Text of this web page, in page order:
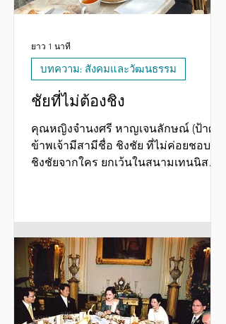
ชัยที่ไม่ต้องชิง
คุณหญิงจำนงศรี หาญเจนลักษณ์ (ป้าศรี)
ข้าพเจ้ามีสามีชื่อ ชิงชัย ที่ไม่ค่อยชอบ
ชิงชัยจากใคร ยกเว้นในสนามเทนนิส
‘จริงใจ’ ซึ่งข้าพเจ้าว่าเข้าท่า เจเจเคยเป็น
ผู้อำนวยการกองทุนระหว่างประเทศนาน
ถึง 17 ปี ซึ่งเป็นช่วงเวลาที่เขาให้ทุนและ
ประเมินผลการวิจัยเพื่อการพัฒนาใน
ประเทศต่างๆ ไม่ต่ำกว่า 10 ประเทศ เขา
บทความ: สังคมและวัฒนธรรม
ยาว 1 นาที